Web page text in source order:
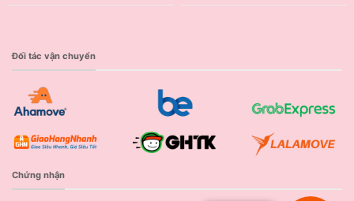
Đối tác vận chuyển
Chứng nhận